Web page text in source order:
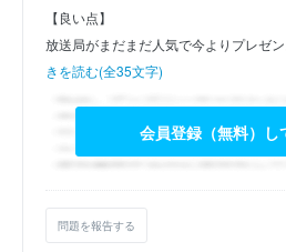
【良い点】
放送局がまだまだ人気で今よりプレゼン
きを読む(全35文字)
会員登録（無料）し
問題を報告する